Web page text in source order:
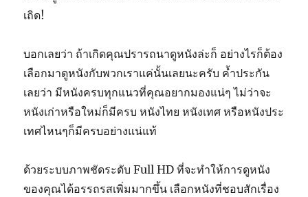
เถิด!
บอกเลยว่า ถ้าเกิดคุณปรารถนาดูหนังล่ะก็ อย่างไรก็ต้อง
เลือกมาดูหนังกับพวกเราแค่นั้นเลยนะครับ ค้ำประกัน
เลยว่า มีหนังครบทุกแนวที่คุณอยากมองแน่ๆ ไม่ว่าจะ
หนังเก่าหรือใหม่ก็มีครบ หนังไทย หนังเทศ หรือหนังประ
เทศไหนๆก็มีครบอย่างแน่แท้
ด้วยระบบภาพชัดระดับ Full HD ที่จะทำให้การดูหนัง
ของคุณได้อรรถรสเพิ่มมากขึ้น เลือกหนังที่ชอบสักเรื่อง